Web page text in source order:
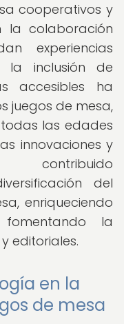
cooperativos y
la colaboración
experiencias
la inclusión de
accesibles ha
juegos de mesa,
las edades
innovaciones y
del
enriqueciendo
la
editoriales.
en la
de mesa